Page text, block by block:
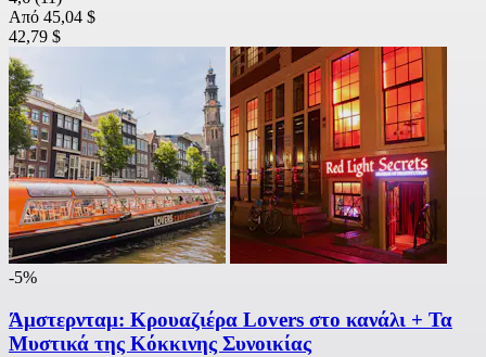
Από 45,04 $
42,79 $
-5%
Άμστερνταμ: Κρουαζιέρα Lovers στο κανάλι + Τα
Μυστικά της Κόκκινης Συνοικίας